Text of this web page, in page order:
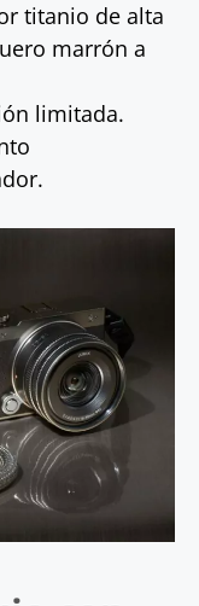
titanio de alta
marrón a
limitada.